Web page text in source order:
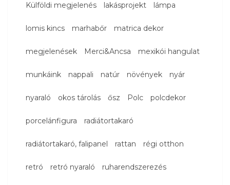
Külföldi megjelenés lakásprojekt lámpa
lomis kincs marhabőr matrica dekor
megjelenések Merci&Ancsa mexikói hangulat
munkáink nappali natúr növények nyár
nyaraló okos tárolás ősz Polc polcdekor
porcelánfigura radiátortakaró
radiátortakaró, falipanel rattan régi otthon
retró retró nyaraló ruharendszerezés